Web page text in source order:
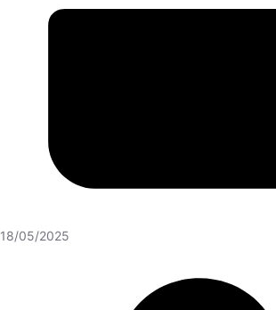
18/05/2025